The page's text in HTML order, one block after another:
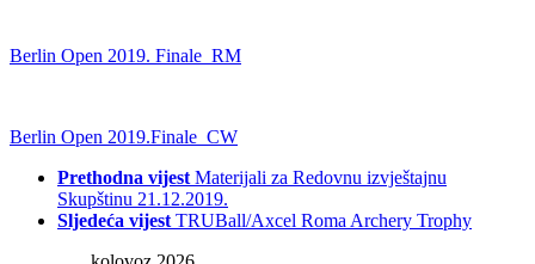
Berlin Open 2019. Finale_RM
Berlin Open 2019.Finale_CW
Prethodna vijest Materijali za Redovnu izvještajnu
Skupštinu 21.12.2019.
Sljedeća vijest TRUBall/Axcel Roma Archery Trophy